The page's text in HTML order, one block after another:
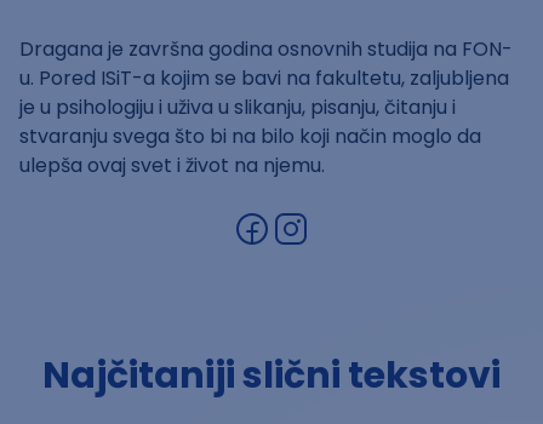
Dragana je završna godina osnovnih studija na FON-
u. Pored ISiT-a kojim se bavi na fakultetu, zaljubljena
je u psihologiju i uživa u slikanju, pisanju, čitanju i
stvaranju svega što bi na bilo koji način moglo da
ulepša ovaj svet i život na njemu.
Najčitaniji slični tekstovi